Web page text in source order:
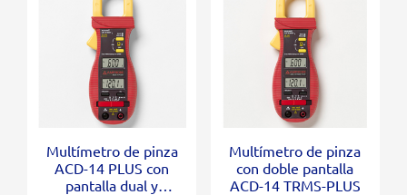
Multímetro de pinza
ACD-14 PLUS con
pantalla dual y
Multímetro de pinza
con doble pantalla
ACD-14 TRMS-PLUS